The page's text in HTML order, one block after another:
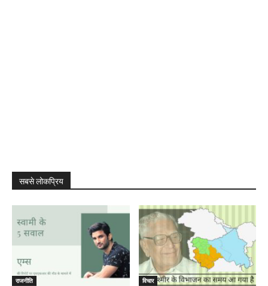
सबसे लोकप्रिय
राजनीति विचार